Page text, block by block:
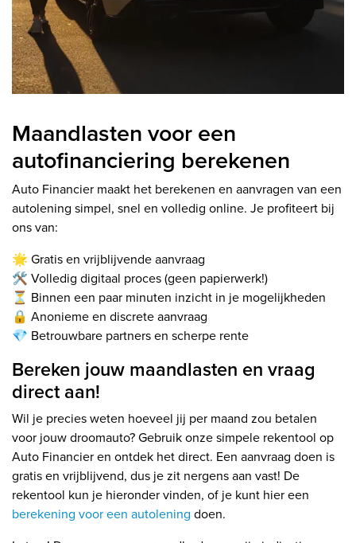
Maandlasten voor een
autofinanciering berekenen
Auto Financier maakt het berekenen en aanvragen van een
autolening simpel, snel en volledig online. Je profiteert bij
ons van:
🌟 Gratis en vrijblijvende aanvraag
🛠️ Volledig digitaal proces (geen papierwerk!)
⏳ Binnen een paar minuten inzicht in je mogelijkheden
🔒 Anonieme en discrete aanvraag
💎 Betrouwbare partners en scherpe rente
Bereken jouw maandlasten en vraag
direct aan!
Wil je precies weten hoeveel jij per maand zou betalen
voor jouw droomauto? Gebruik onze simpele rekentool op
Auto Financier en ontdek het direct. Een aanvraag doen is
gratis en vrijblijvend, dus je zit nergens aan vast! De
rekentool kun je hieronder vinden, of je kunt hier een
berekening voor een autolening doen.